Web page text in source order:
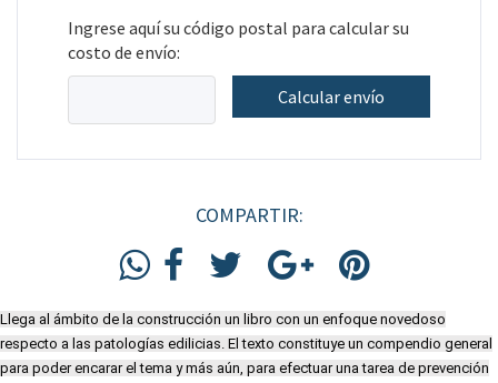
Ingrese aquí su código postal para calcular su
costo de envío:
Calcular envío
COMPARTIR:
Llega al ámbito de la construcción un libro con un enfoque novedoso
respecto a las patologías edilicias. El texto constituye un compendio general
para poder encarar el tema y más aún, para efectuar una tarea de prevención